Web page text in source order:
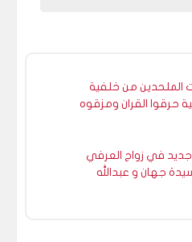
الملحدين من خلفية
حرقوا القران ومزقوه
في زواج العرفي
جهان و عبدالله